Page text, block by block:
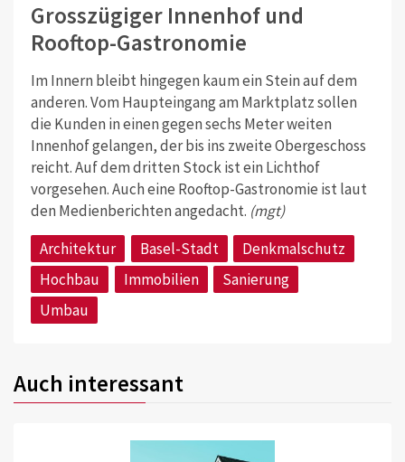
Grosszügiger Innenhof und
Rooftop-Gastronomie
Im Innern bleibt hingegen kaum ein Stein auf dem
anderen. Vom Haupteingang am Marktplatz sollen
die Kunden in einen gegen sechs Meter weiten
Innenhof gelangen, der bis ins zweite Obergeschoss
reicht. Auf dem dritten Stock ist ein Lichthof
vorgesehen. Auch eine Rooftop-Gastronomie ist laut
den Medienberichten angedacht. (mgt)
Architektur
Basel-Stadt
Denkmalschutz
Hochbau
Immobilien
Sanierung
Umbau
Auch interessant